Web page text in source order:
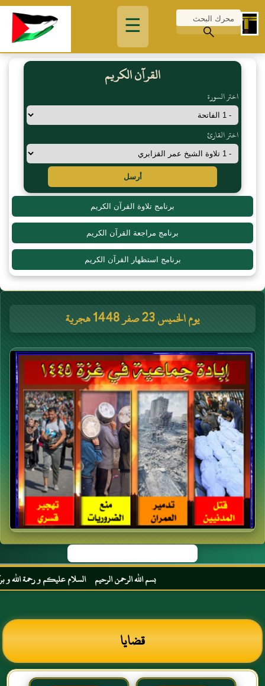
☰
القرآن الكريم
اختر السورة
اختر القارئ
أرسل
برنامج تلاوة القرآن الكريم
برنامج مراجعة القرآن الكريم
برنامج استظهار القرآن الكريم
يوم الخميس 23 صفر 1448 هجرية
بسم الله الرحمن الرحيم السلام عليكم و رحمة الله و
قضايا